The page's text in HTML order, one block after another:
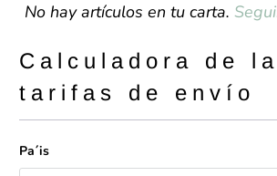
No hay artículos en tu carta.
Calculadora de
tarifas de envío
Pa´is